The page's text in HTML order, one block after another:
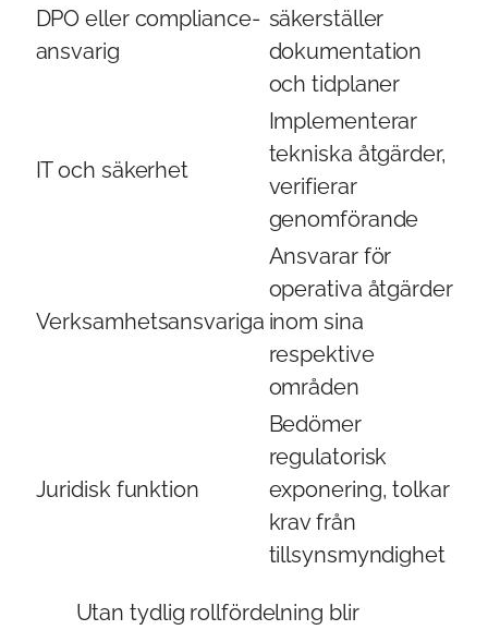
DPO eller compliance-
ansvarig
säkerställer
dokumentation
och tidplaner
IT och säkerhet
Implementerar
tekniska åtgärder,
verifierar
genomförande
Verksamhetsansvariga
Ansvarar för
operativa åtgärder
inom sina
respektive
områden
Juridisk funktion
Bedömer
regulatorisk
exponering, tolkar
krav från
tillsynsmyndighet
Utan tydlig rollfördelning blir